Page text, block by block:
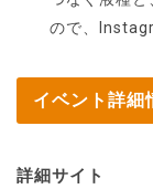
ので、
イベント詳細
詳細サイト